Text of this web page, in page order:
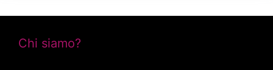
Chi siamo?